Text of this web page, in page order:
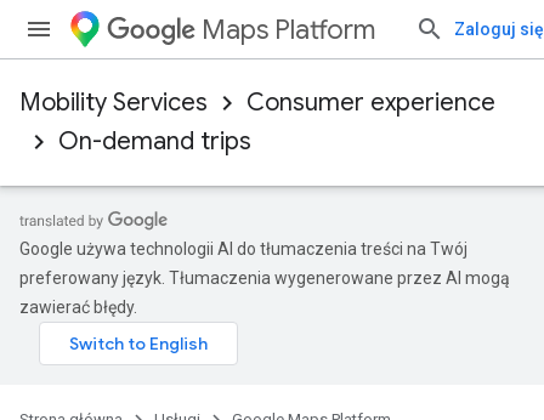
Maps Platform Zaloguj się
Mobility Services
Consumer experience
On-demand trips
Google używa technologii AI do tłumaczenia treści na Twój
preferowany język. Tłumaczenia wygenerowane przez AI mogą
zawierać błędy.